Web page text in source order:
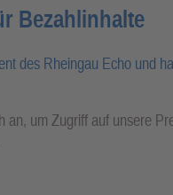
Bezahlinhalte
des Rheingau Echo und
an, um Zugriff auf unsere